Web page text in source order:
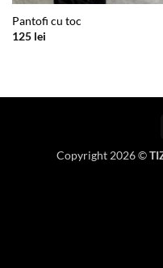
Pantofi cu toc
125 lei
Copyright 2026 ©